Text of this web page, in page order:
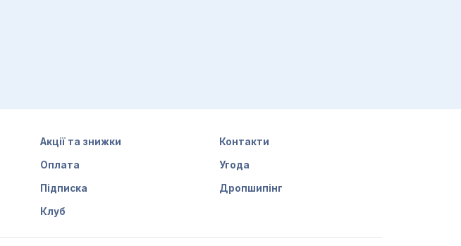
Акції та знижки Контакти
Оплата Угода
Підписка Дропшипінг
Клуб